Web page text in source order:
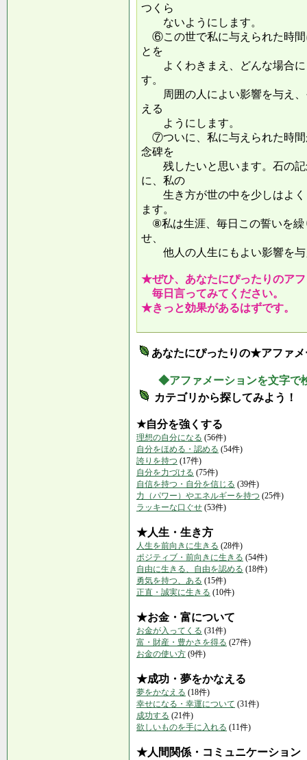
つくら
ないようにします。
⑥この世で私に与えられた時間
とを
よくわきまえ、どんな場合に
す。
周囲の人によい影響を与え、
える
ようにします。
⑦ついに、私に与えられた時間
念碑を
残したいと思います。石の記
に、私の
生き方が世の中を少しはよく
ます。
⑧私は生涯、毎日この誓いを繰
せ、
他人の人生にもよい影響
★ぜひ、あなたにぴったりのア
毎日言ってみてください。
★きっと効果があるはずです。
あなたにぴったりの★アファ
◆アファメーションを文字で
カテゴリから探してみよう！
★自分を強くする
理想の自分になる (56件)
自分をほめる・認める (54件)
誇りを持つ (17件)
自分を力づける (75件)
自信を持つ・自分を信じる (39件)
力（パワー）やエネルギーを持つ (25件)
ラッキーな口ぐせ (53件)
★人生・生き方
人生を前向きに生きる (28件)
ポジティブ・前向きに生きる (54件)
自由に生きる、自由を認める (18件)
勇気を持つ、ある (15件)
正直・誠実に生きる (10件)
★お金・富について
お金が入ってくる (31件)
富・財産・豊かさを得る (27件)
お金の使い方 (9件)
★成功・夢をかなえる
夢をかなえる (18件)
幸せになる・幸運について (31件)
成功する (21件)
欲しいものを手に入れる (11件)
★人間関係・コミュニケーション